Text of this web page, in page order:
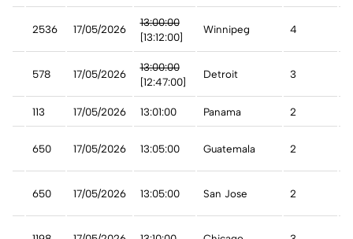
2536 17/05/2026
13:00:00
[13:12:00]
Winnipeg 4
578 17/05/2026
13:00:00
[12:47:00]
Detroit 3
113 17/05/2026 13:01:00 Panama 2
650 17/05/2026 13:05:00 Guatemala 2
650 17/05/2026 13:05:00 San Jose 2